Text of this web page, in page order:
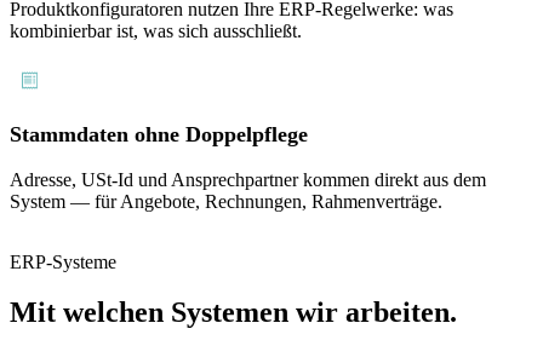
Produktkonfiguratoren nutzen Ihre ERP-Regelwerke: was
kombinierbar ist, was sich ausschließt.
Stammdaten ohne Doppelpflege
Adresse, USt-Id und Ansprechpartner kommen direkt aus dem
System — für Angebote, Rechnungen, Rahmenverträge.
ERP-Systeme
Mit welchen Systemen wir arbeiten.